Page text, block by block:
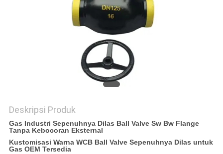
Deskripsi Produk
Gas Industri Sepenuhnya Dilas Ball Valve Sw Bw Flange
Tanpa Kebocoran Eksternal
Kustomisasi Warna WCB Ball Valve Sepenuhnya Dilas untuk
Gas OEM Tersedia